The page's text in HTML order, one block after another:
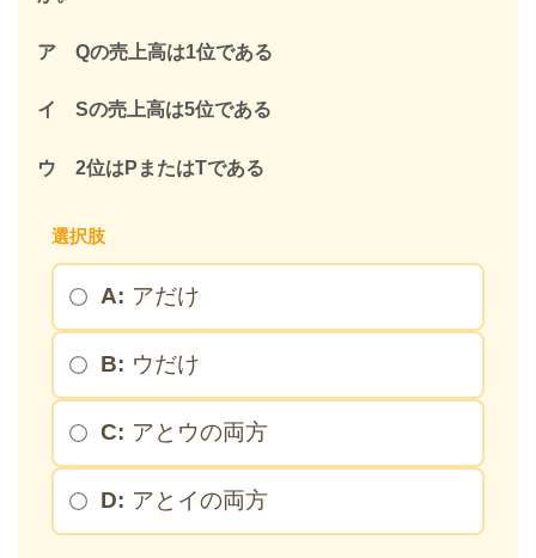
ア Qの売上高は1位である
イ Sの売上高は5位である
ウ 2位はPまたはTである
選択肢
A: アだけ
B: ウだけ
C: アとウの両方
D: アとイの両方